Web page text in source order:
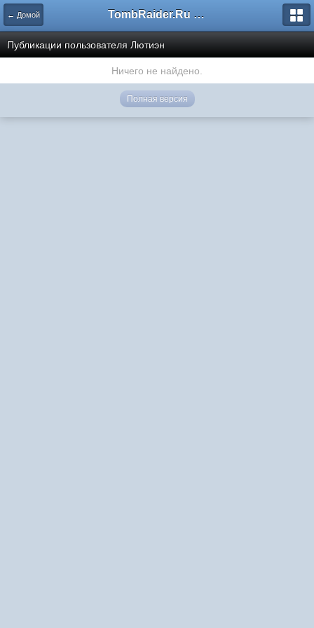
← Домой TombRaider.Ru - Форумы
Публикации пользователя Лютиэн
Ничего не найдено.
Полная версия